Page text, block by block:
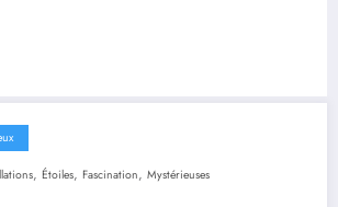
, Étoiles, Fascination, Mystérieuses